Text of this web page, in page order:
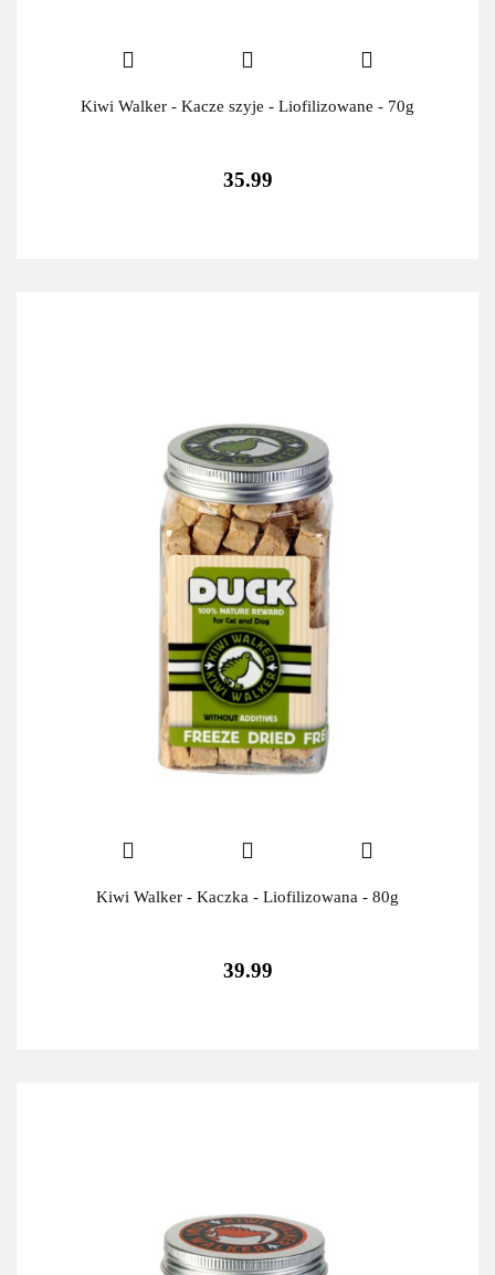
Kiwi Walker - Kacze szyje - Liofilizowane - 70g
35.99
Kiwi Walker - Kaczka - Liofilizowana - 80g
39.99